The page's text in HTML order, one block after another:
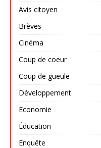
Avis citoyen
Brèves
Cinéma
Coup de coeur
Coup de gueule
Développement
Economie
Éducation
Enquête